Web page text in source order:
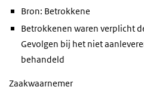
Bron: Betrokkene
Betrokkenen waren verplicht
Gevolgen bij het niet
behandeld
Zaakwaarnemer